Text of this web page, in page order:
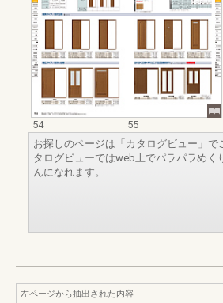
54
55
お探しのページは「カタログビュー」で
タログビューではweb上でパラパラめく
んになれます。
左ページから抽出された内容